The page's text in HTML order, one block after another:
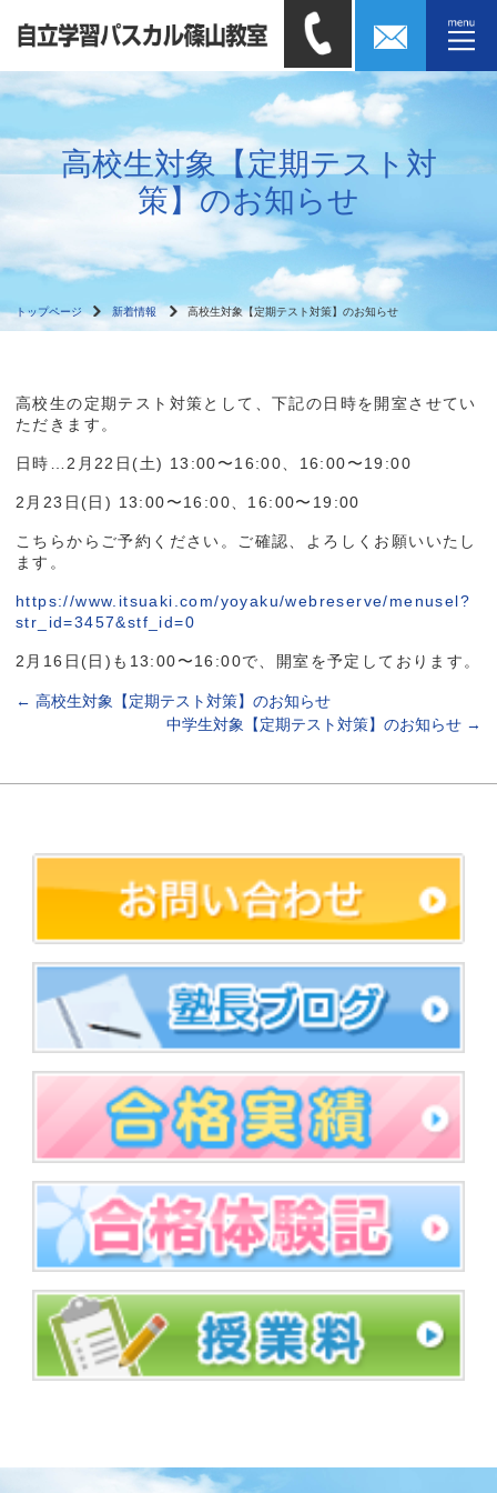
高校生対象【定期テスト対
策】のお知らせ
トップページ 新着情報 高校生対象【定期テスト対策】のお知らせ
高校生の定期テスト対策として、下記の日時を開室させてい
ただきます。
日時…2月22日(土) 13:00〜16:00、16:00〜19:00
2月23日(日) 13:00〜16:00、16:00〜19:00
こちらからご予約ください。ご確認、よろしくお願いいたし
ます。
https://www.itsuaki.com/yoyaku/webreserve/menusel?
str_id=3457&stf_id=0
2月16日(日)も13:00〜16:00で、開室を予定しております。
← 高校生対象【定期テスト対策】のお知らせ
中学生対象【定期テスト対策】のお知らせ →